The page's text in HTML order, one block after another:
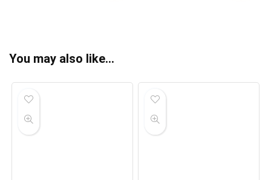
You may also like…